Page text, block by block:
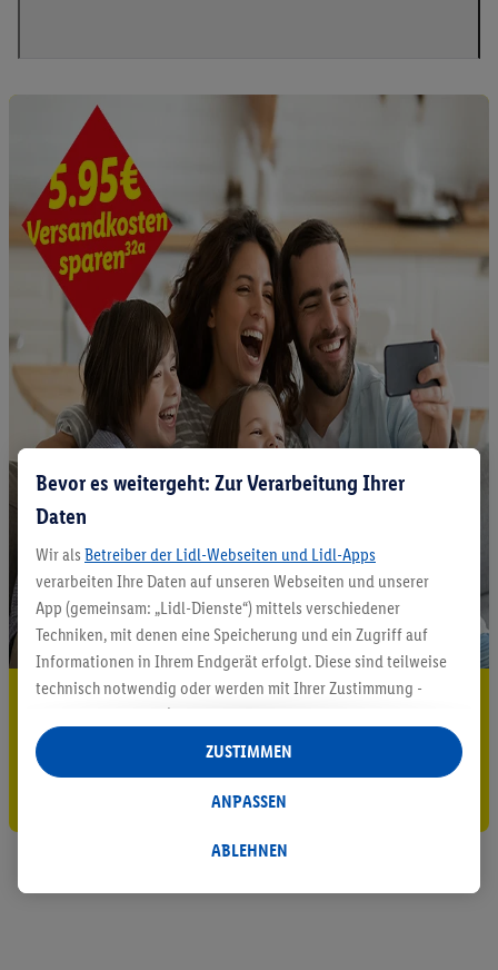
5.95 € Versand sparen³²ᵃ
Gutschein sichern!
Bevor es weitergeht: Zur Verarbeitung Ihrer
Daten
Wir als Betreiber der Lidl-Webseiten und Lidl-Apps
verarbeiten Ihre Daten auf unseren Webseiten und unserer
App (gemeinsam: „Lidl-Dienste“) mittels verschiedener
Techniken, mit denen eine Speicherung und ein Zugriff auf
Informationen in Ihrem Endgerät erfolgt. Diese sind teilweise
technisch notwendig oder werden mit Ihrer Zustimmung -
auch durch Partner (u.a.
Verantwortliche; im Zusammenhang mit dem IAB TCF
insgesamt
Statistik-Erstellung oder für personalisierte Werbung
Datenverarbeitungen für personalisierte Werbung werden
ABLEHNEN
ANPASSEN
ZUSTIMMEN